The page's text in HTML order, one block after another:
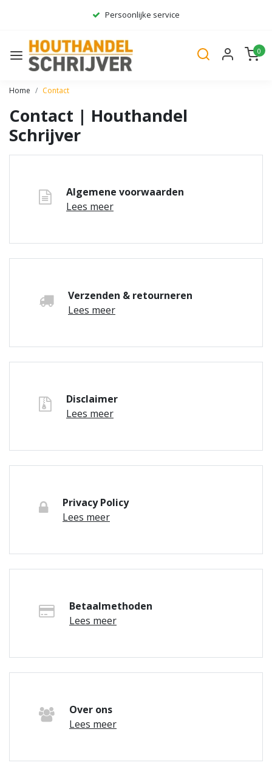
Persoonlijke service
Gratis bezorgd*
0
Home Contact
Contact | Houthandel
Schrijver
Algemene voorwaarden
Lees meer
Verzenden & retourneren
Lees meer
Disclaimer
Lees meer
Privacy Policy
Lees meer
Betaalmethoden
Lees meer
Over ons
Lees meer